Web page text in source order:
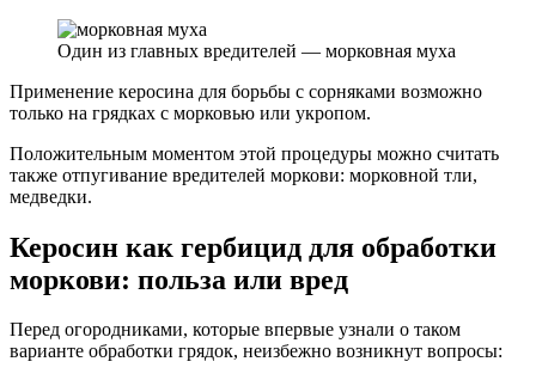
Один из главных вредителей — морковная муха
Применение керосина для борьбы с сорняками возможно
только на грядках с морковью или укропом.
Положительным моментом этой процедуры можно считать
также отпугивание вредителей моркови: морковной тли,
медведки.
Керосин как гербицид для обработки
моркови: польза или вред
Перед огородниками, которые впервые узнали о таком
варианте обработки грядок, неизбежно возникнут вопросы: